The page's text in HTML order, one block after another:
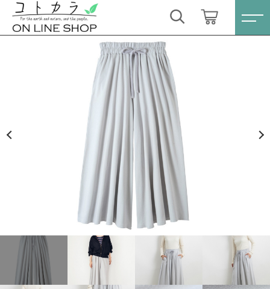
カートに商品を追加しました
People Tree オーガニックコットンミニ裏毛スカ
ンツ［ライトグレイ］
8,690円 （税込）
ショッピングを続ける
カートを確認する
ログイン / 会員登録
すべての商品
スキンケア・石鹸
HINOKI（土佐ヒノキ）シリーズ
サステナブル歯ブラシ・歯磨き粉
洗剤・食器用石鹸
タオル/ハンカチ
すべて
スキンケア・石鹸
HINOKI（土佐ヒノキ）シリーズ
サステナブル歯ブラシ・歯磨き粉
洗剤・食器用石鹸
タオル/ハンカチ
国産［奥会津］かごバッグ
キーワード検索
こだわり検索
価格帯